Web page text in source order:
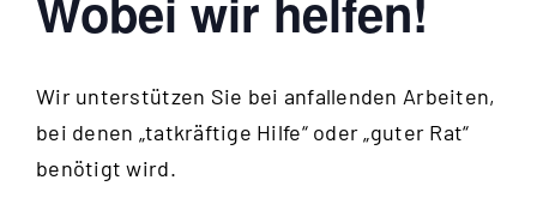
Wir unterstützen Sie bei anfallenden Arbeiten,
bei denen „tatkräftige Hilfe“ oder „guter Rat“
benötigt wird.